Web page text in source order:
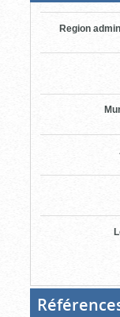
Region